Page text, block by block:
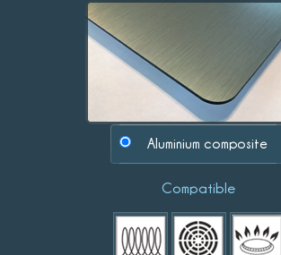
Aluminium composite
Compatible